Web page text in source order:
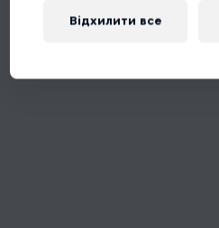
Відхилити все